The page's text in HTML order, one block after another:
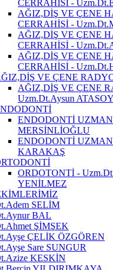
CERRAHİSİ -
AĞIZ,DİŞ VE ÇENE
CERRAHİSİ -
AĞIZ,DİŞ VE ÇENE
CERRAHİSİ -
AĞIZ,DİŞ VE ÇENE
CERRAHİSİ -
VE ÇENE
AĞIZ,DİŞ VE ÇENE
Uzm.Dt.Aysun
ENDODONTİ
MERSİNLİOĞLU
ENDODONTİ
KARAKAŞ
ORDOTONTİ -
YENİLMEZ
SELİM
BAL
ŞİMŞEK
ÇELİK ÖZGÖREN
Sare SUNGUR
KESKİN